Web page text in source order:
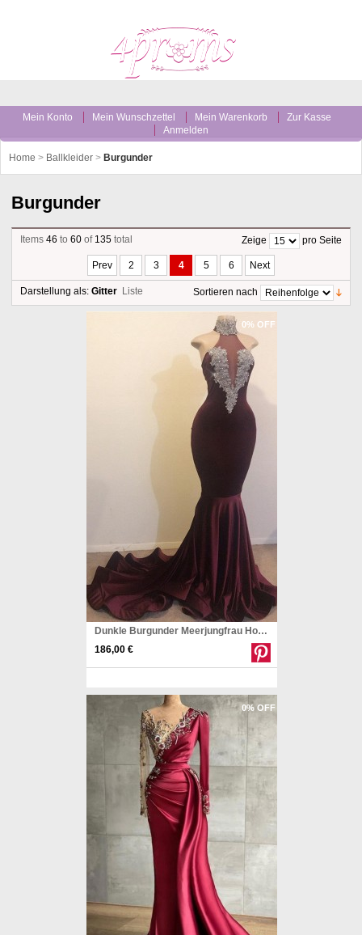
Mein Konto Mein Wunschzettel Mein Warenkorb
Zur Kasse
Anmelden
Home > Ballkleider > Burgunder
Burgunder
Items46 to60 of 135 total Zeige pro Seite
Prev 2 3 4 5 6 Next
Darstellung als: Gitter Liste Sortieren nach
Dunkle Burgunder Meerjungfrau Hohe Hals Silberperlen Promkleider REALS143
0% OFF
186,00 €
0% OFF